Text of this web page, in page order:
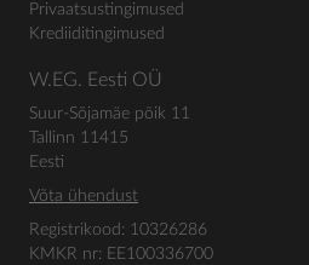
Privaatsustingimused
Krediiditingimused
W.EG. Eesti OÜ
Suur-Sõjamäe põik 11
Tallinn 11415
Eesti
Võta ühendust
Registrikood: 10326286
KMKR nr: EE100336700